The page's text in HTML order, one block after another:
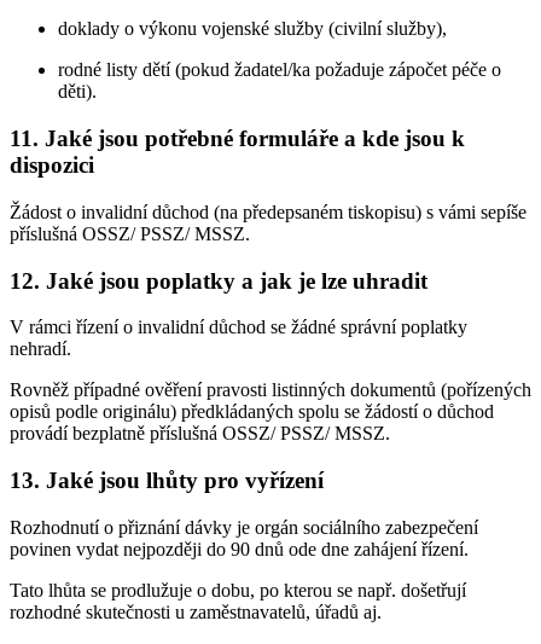
doklady o výkonu vojenské služby (civilní služby),
rodné listy dětí (pokud žadatel/ka požaduje zápočet péče o
děti).
11. Jaké jsou potřebné formuláře a kde jsou k
dispozici
Žádost o invalidní důchod (na předepsaném tiskopisu) s vámi sepíše
příslušná OSSZ/ PSSZ/ MSSZ.
12. Jaké jsou poplatky a jak je lze uhradit
V rámci řízení o invalidní důchod se žádné správní poplatky
nehradí.
Rovněž případné ověření pravosti listinných dokumentů (pořízených
opisů podle originálu) předkládaných spolu se žádostí o důchod
provádí bezplatně příslušná OSSZ/ PSSZ/ MSSZ.
13. Jaké jsou lhůty pro vyřízení
Rozhodnutí o přiznání dávky je orgán sociálního zabezpečení
povinen vydat nejpozději do 90 dnů ode dne zahájení řízení.
Tato lhůta se prodlužuje o dobu, po kterou se např. došetřují
rozhodné skutečnosti u zaměstnavatelů, úřadů aj.